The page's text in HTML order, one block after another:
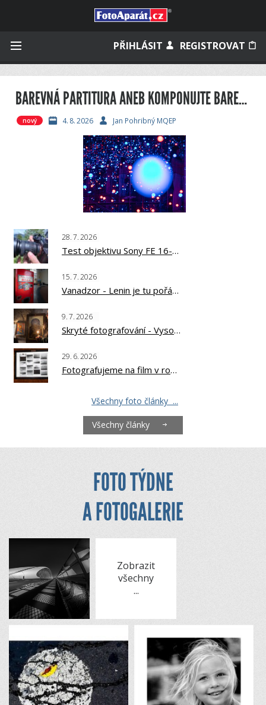
PŘIHLÁSIT REGISTROVAT
Zapamatovat
Zapomněli jste heslo?
Měli jste účet na starém webu?
BAREVNÁ PARTITURA ANEB KOMPONUJTE BAREVNĚ, 18. DÍL, ŠKOLA BARVY JANA POHRIBNÉHO
nový 4. 8.2026 Jan Pohribný MQEP
28.7.2026
Test objektivu Sony FE 16-25mm f/2.8 G
15.7.2026
Vanadzor - Lenin je tu pořád?
9.7.2026
Skryté fotografování - Vysoká Svanetie, Kavkaz
29. 6.2026
Fotografujeme na film v roce 2026
Všechny foto články ...
Všechny články
FOTO TÝDNE
A FOTOGALERIE
Zobrazit
všechny
...